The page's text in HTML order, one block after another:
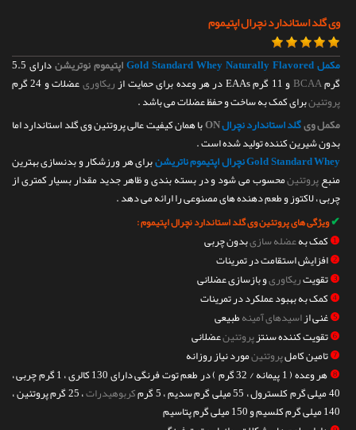
وی گلد استاندارد نچرال اپتیموم
مکمل Gold Standard Whey Naturally Flavored اپتیموم نوتریشن
دارای 5.5
گرمBCAAو 11 گرم EAAs در هر وعده برای حمایت از ریکاوریعضلات و 24 گرم
پروتئینبرای کمک به ساخت و حفظ عضلات می باشد .
مکمل ویگلد استاندارد نچرالONبا همان کیفیت عالی پروتئین وی گلد استاندارد اما
بدون شیرین کننده تولید شده است .
Gold Standard Whey نچرال اپتیموم ناتریشن
برای هر ورزشکار و بدنسازی بهترین
منبعپروتئینمحسوب می شود و در بسته بندی و ظاهر جدید مقدار بسیار کمتری از
چربی ، لاکتوز و طعم دهنده های مصنوعی را ارائه می دهد .
✔ویژگی های پروتئین وی گلد استاندارد نچرال اپتیموم :
❶کمک بهعضله سازیبدون چربی
❷افزایش استقامت در تمرینات
❸تقویتریکاوریو بازسازی عضلانی
❹کمک به بهبود عملکرد در تمرینات
❺غنی ازاسیدهای آمینهطبیعی
❻تقویت کننده سنتزپروتئینعضلانی
❼تامین کاملپروتئینمورد نیاز روزانه
❽
هر وعده ( 1 پیمانه / 32 گرم ) در طعم توت فرنگی دارای 130 کالری ، 1 گرم چربی ،
40 میلی گرم کلسترول ، 55 میلی گرم سدیم ، 5 گرم
کربوهیدرات
، 25 گرم پروتئین ،
140 میلی گرم کلسیم و 150 میلی گرم پتاسیم